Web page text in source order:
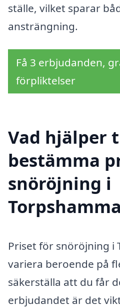
ställe, vilket sparar
ansträngning.
Få 3 erbjudanden,
förpliktelser
Vad hjälper
bestämma
snöröjning i
Priset för snöröjning i
variera beroende på
säkerställa att du får
erbjudandet är det